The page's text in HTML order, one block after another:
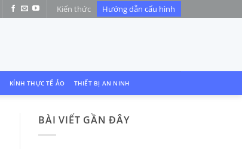
Kiến thức Hướng dẫn cấu hình
KÍNH THỰC TẾ ẢO THIẾT BỊ AN NINH
BÀI VIẾT GẦN ĐÂY